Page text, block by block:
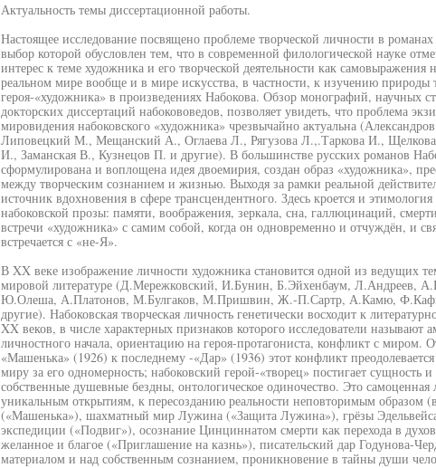
Актуальность темы диссертационной работы.
Настоящее исследование посвящено проблеме творческой личности в
выбор которой обусловлен тем, что в современной филологической науке
интерес к теме художника и его творческой деятельности как самовыражения
реальном мире вообще и в мире искусства, в частности, к изучению природы
героя-«художника» в произведениях Набокова. Обзор монографий, научных
докторских диссертаций набокововедов, позволяет увидеть, что проблема
мировидения набоковского «художника» чрезвычайно актуальна
Липовецкий М., Мещанский А., Оглаева Л., Рягузова Л.,.Таркова И.,
И., Заманская В., Кузнецов П. и другие). В большинстве русских романов
сформулирована и воплощена идея двоемирия, создан образ «художника»,
между творческим сознанием и жизнью. Выходя за рамки реальной
источник вдохновения в сфере трансцендентного. Здесь кроется и
набоковской прозы: памяти, воображения, зеркала, сна, галлюцинаций,
встречи «художника» с самим собой, когда он одновременно и отчуждён, и
встречается с «не-Я».
В XX веке изображение личности художника становится одной из ведущих
мировой литературе (Д.Мережковский, И.Бунин, Б.Эйхенбаум, Л.Андреев,
Ю.Олеша, А.Платонов, М.Булгаков, М.Пришвин, Ж.-П.Сартр, А.Камю,
другие). Набоковская творческая личность генетически восходит к
XX веков, в числе характерных признаков которого исследователи называют
личностного начала, ориентацию на героя-протагониста, конфликт с миром.
«Машенька» (1926) к последнему -«Дар» (1936) этот конфликт
миру за его одномерность; набоковский герой-«творец» постигает сущность и
собственные душевные бездны, онтологическое одиночество. Это самоценная
уникальным открытиям, к пересозданию реальности неповторимым образом
(«Машенька»), шахматный мир Лужина («Защита Лужина»), грёзы
экспедиции («Подвиг»), осознание Цинциннатом смерти как перехода в
желанное и благое («Приглашение на казнь»), писательский дар Годунова-
материалом и над собственным сознанием, проникновение в тайны души